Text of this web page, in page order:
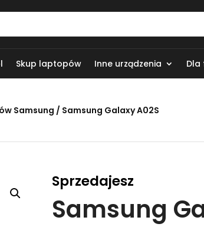
Skup laptopów Inne urządzenia Dla
Samsung / Samsung Galaxy A02S
Sprzedajesz
Samsung